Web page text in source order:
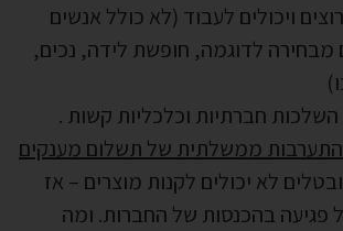
ויכולים לעבוד (לא כולל אנשים
מבחירה לדוגמה, חופשת לידה, נכים,
חברתיות וכלכליות קשות .
ממשלתית של תשלום מענקים
לא יכולים לקנות מוצרים – אז
פגיעה בהכנסות של החברות. ומה